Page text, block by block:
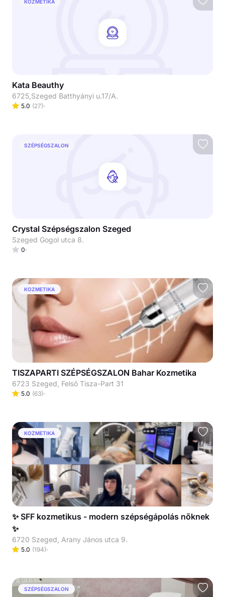
KOZMETIKA
Kata Beauthy
6725,Szeged Batthyányi u.17/A.
5.0 (27)
SZÉPSÉGSZALON
Crystal Szépségszalon Szeged
Szeged Gogol utca 8.
0
KOZMETIKA
TISZAPARTI SZÉPSÉGSZALON Bahar Kozmetika
6723 Szeged, Felső Tisza-Part 31
5.0 (63)
KOZMETIKA
✨ SFF kozmetikus - modern szépségápolás nőknek
✨
6720 Szeged, Arany János utca 9.
5.0 (194)
SZÉPSÉGSZALON